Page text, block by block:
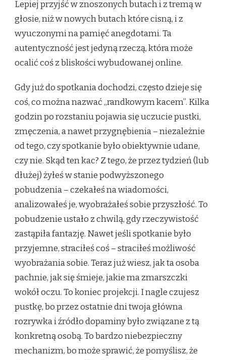
Lepiej przyjść w znoszonych butach i z tremą w
głosie, niż w nowych butach które cisną, i z
wyuczonymi na pamięć anegdotami. Ta
autentyczność jest jedyną rzeczą, która może
ocalić coś z bliskości wybudowanej online.
Gdy już do spotkania dochodzi, często dzieje się
coś, co można nazwać „randkowym kacem”. Kilka
godzin po rozstaniu pojawia się uczucie pustki,
zmęczenia, a nawet przygnębienia – niezależnie
od tego, czy spotkanie było obiektywnie udane,
czy nie. Skąd ten kac? Z tego, że przez tydzień (lub
dłużej) żyłeś w stanie podwyższonego
pobudzenia – czekałeś na wiadomości,
analizowałeś je, wyobrażałeś sobie przyszłość. To
pobudzenie ustało z chwilą, gdy rzeczywistość
zastąpiła fantazję. Nawet jeśli spotkanie było
przyjemne, straciłeś coś – straciłeś możliwość
wyobrażania sobie. Teraz już wiesz, jak ta osoba
pachnie, jak się śmieje, jakie ma zmarszczki
wokół oczu. To koniec projekcji. I nagle czujesz
pustkę, bo przez ostatnie dni twoja główna
rozrywka i źródło dopaminy było związane z tą
konkretną osobą. To bardzo niebezpieczny
mechanizm, bo może sprawić, że pomyślisz, że